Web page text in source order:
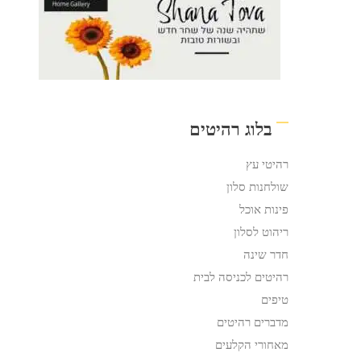
בלוג רהיטים
רהיטי עץ
שולחנות סלון
פינות אוכל
ריהוט לסלון
חדר שינה
רהיטים לכניסה לבית
טיפים
מדברים רהיטים
מאחורי הקלעים